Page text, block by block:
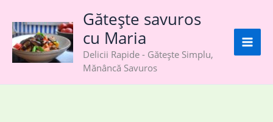
content
Gătește savuros
cu Maria
Delicii Rapide - Gătește Simplu,
Mănâncă Savuros